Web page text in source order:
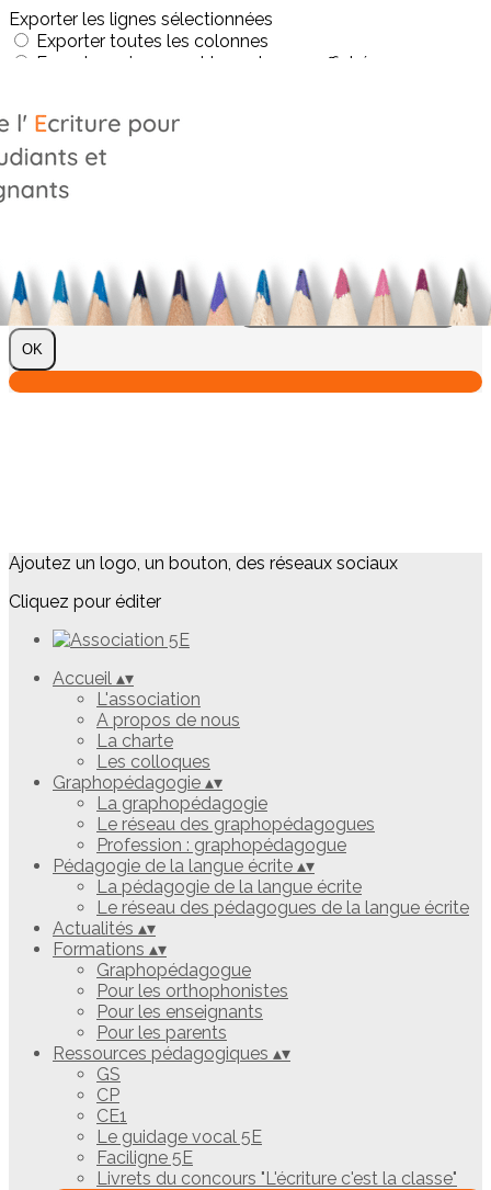
Exporter les lignes sélectionnées
Exporter toutes les colonnes
Exporter uniquement les colonnes affichées
?>
Images de la page d'accueil
Cliquez pour éditer
Cliquez pour éditer
Je m'abonne à la newsletter
OK
Ajoutez un logo, un bouton, des réseaux sociaux
Cliquez pour éditer
Accueil ▴▾
L'association
A propos de nous
La charte
Les colloques
Graphopédagogie ▴▾
La graphopédagogie
Le réseau des graphopédagogues
Profession : graphopédagogue
Pédagogie de la langue écrite ▴▾
La pédagogie de la langue écrite
Le réseau des pédagogues de la langue écrite
Actualités ▴▾
Formations ▴▾
Graphopédagogue
Pour les orthophonistes
Pour les enseignants
Pour les parents
Ressources pédagogiques ▴▾
GS
CP
CE1
Le guidage vocal 5E
Faciligne 5E
Livrets du concours "L'écriture c'est la classe"